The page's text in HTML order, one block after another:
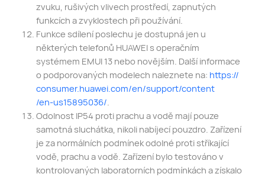
zvuku, rušivých vlivech prostředí, zapnutých
funkcích a zvyklostech při používání.
Funkce sdílení poslechu je dostupná jen u
některých telefonů HUAWEI s operačním
systémem EMUI 13 nebo novějším. Další informace
o podporovaných modelech naleznete na: https://
consumer.huawei.com/en/support/content
/en-us15895036/.
Odolnost IP54 proti prachu a vodě mají pouze
samotná sluchátka, nikoli nabíjecí pouzdro. Zařízení
je za normálních podmínek odolné proti stříkající
vodě, prachu a vodě. Zařízení bylo testováno v
kontrolovaných laboratorních podmínkách a získalo